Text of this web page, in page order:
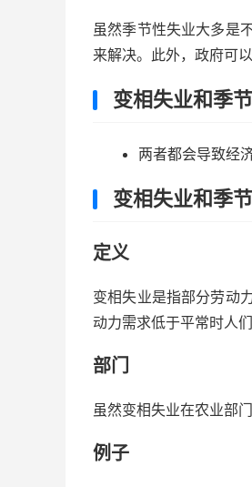
虽然季节性失业大多是
来解决。此外，政府可
变相失业和季
两者都会导致经
变相失业和季
定义
变相失业是指部分劳动
动力需求低于平常时人
部门
虽然变相失业在农业部
例子